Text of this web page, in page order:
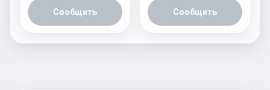
Сообщить Сообщить